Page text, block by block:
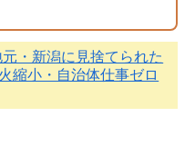
・新潟に見捨てられた
縮小・自治体仕事ゼロ